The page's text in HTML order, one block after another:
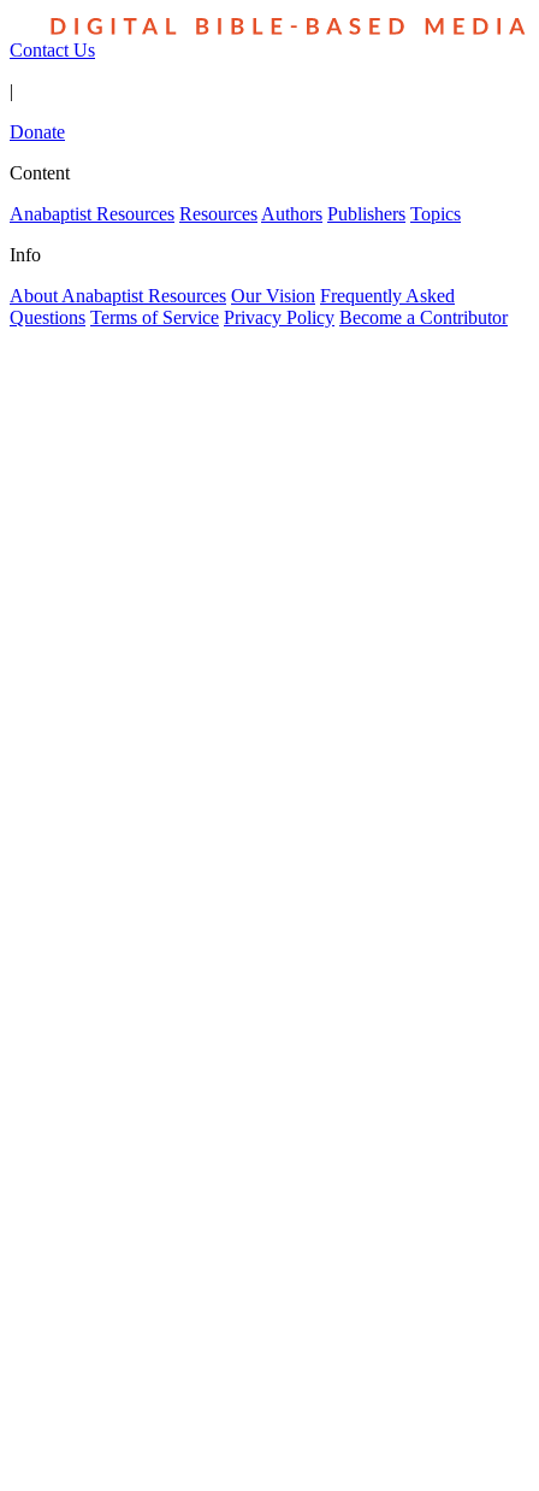
Contact Us
|
Donate
Content
Anabaptist Resources Resources Authors Publishers Topics
Info
About Anabaptist Resources Our Vision Frequently Asked
Questions Terms of Service Privacy Policy Become a Contributor